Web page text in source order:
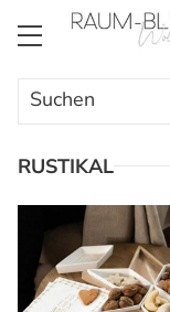
Search
for:
RUSTIKAL